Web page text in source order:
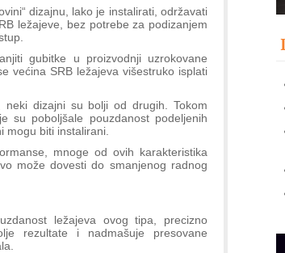
dizajnu, lako je instalirati, održavati
ležajeve, bez potrebe za podizanjem
gubitke u proizvodnji uzrokovane
većina SRB ležajeva višestruko isplati
dizajni su bolji od drugih. Tokom
su poboljšale pouzdanost podeljenih
mogu biti instalirani.
mnoge od ovih karakteristika
može dovesti do smanjenog radnog
ležajeva ovog tipa, precizno
rezultate i nadmašuje presovane